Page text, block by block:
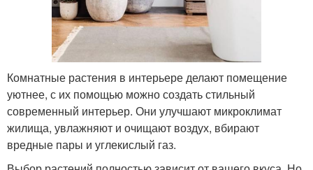
Комнатные растения в интерьере делают помещение
уютнее, с их помощью можно создать стильный
современный интерьер. Они улучшают микроклимат
жилища, увлажняют и очищают воздух, вбирают
вредные пары и углекислый газ.